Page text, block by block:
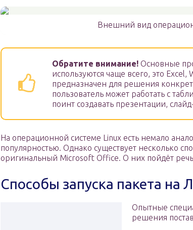
Внешний вид
Обратите внимание! Основные
используются чаще всего, это
предназначен для решения
пользователь может работать с
поинт создавать презентации,
На операционной системе Linux есть немало
популярностью. Однако существует несколько
оригинальный Microsoft Office. О них пойдёт
Способы запуска пакета на
Опытные
решения